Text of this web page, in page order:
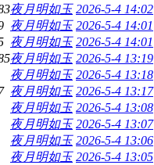
夜月明如玉 2026-5-4 14:02
夜月明如玉 2026-5-4 14:01
夜月明如玉 2026-5-4 14:01
夜月明如玉 2026-5-4 13:19
夜月明如玉 2026-5-4 13:18
夜月明如玉 2026-5-4 13:17
夜月明如玉 2026-5-4 13:08
夜月明如玉 2026-5-4 13:07
夜月明如玉 2026-5-4 13:06
夜月明如玉 2026-5-4 13:05